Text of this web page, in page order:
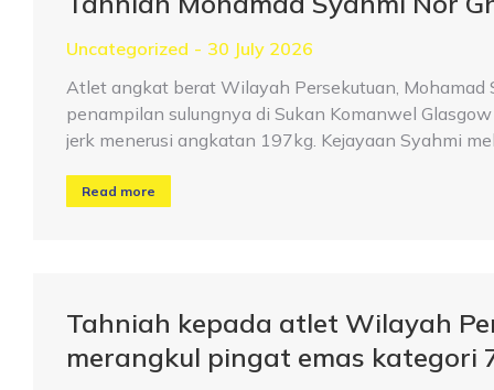
Uncategorized
30 July 2026
Atlet angkat berat Wilayah Persekutuan,
penampilan sulungnya di Sukan Komanwel
jerk menerusi angkatan 197kg. Kejayaan Syahmi
Read more
Tahniah kepada atlet Wilayah
merangkul pingat emas kategori